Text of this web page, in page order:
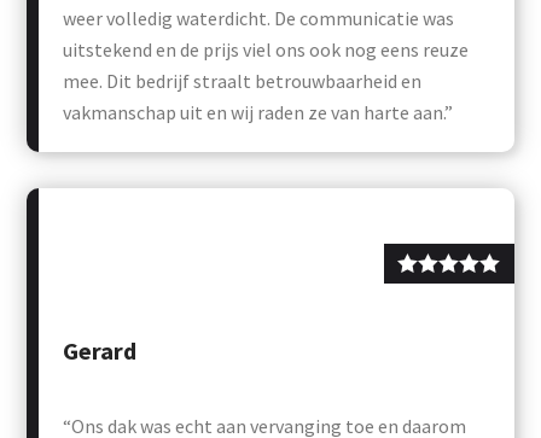
weer volledig waterdicht. De communicatie was
uitstekend en de prijs viel ons ook nog eens reuze
mee. Dit bedrijf straalt betrouwbaarheid en
vakmanschap uit en wij raden ze van harte aan.”
“Ons dak was echt aan vervanging toe en daarom
Gerard